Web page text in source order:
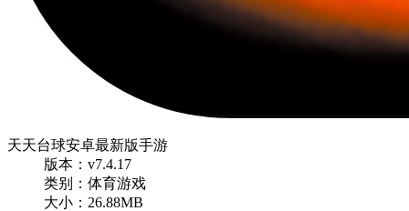
天天台球安卓最新版手游
版本：v7.4.17
类别：体育游戏
大小：26.88MB